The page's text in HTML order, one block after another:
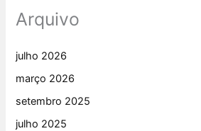
Arquivo
julho 2026
março 2026
setembro 2025
julho 2025